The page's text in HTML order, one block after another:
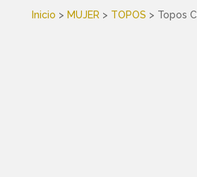
Inicio > MUJER > TOPOS > Topos